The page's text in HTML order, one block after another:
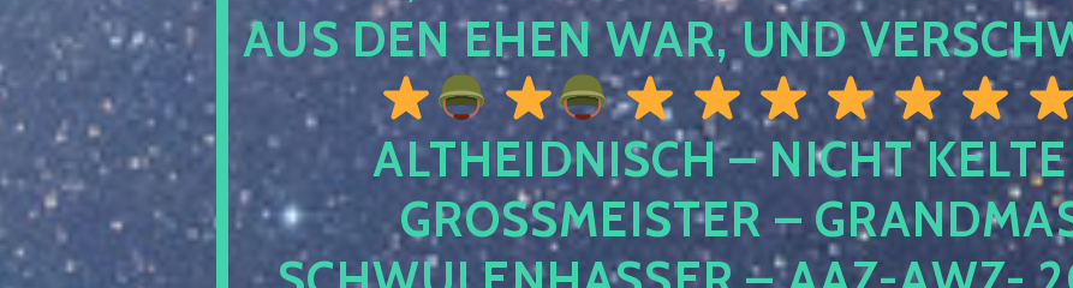
S DEN EHEN WAR, UND
ALTHEIDNISCH – NICHT
GROSSMEISTER –